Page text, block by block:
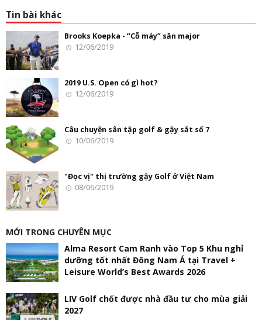
Tin bài khác
Brooks Koepka - “Cỗ máy” săn major
12/06/2019
2019 U.S. Open có gì hot?
12/06/2019
Câu chuyện sân tập golf & gậy sắt số 7
10/06/2019
"Đọc vị" thị trường gậy Golf ở Việt Nam
08/06/2019
MỚI TRONG CHUYÊN MỤC
Alma Resort Cam Ranh vào Top 5 Khu nghỉ
dưỡng tốt nhất Đông Nam Á tại Travel +
Leisure World’s Best Awards 2026
LIV Golf chốt được nhà đầu tư cho mùa giải
2027